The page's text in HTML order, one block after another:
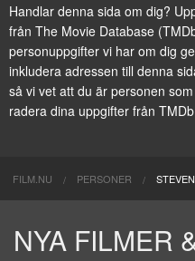
Handlar denna sida om dig?
från The Movie Database
personuppgifter vi har om dig
inkludera adressen till denna
så vi vet att du är personen
radera dina uppgifter från
FILM.NU PERSONER
NYA FILMER